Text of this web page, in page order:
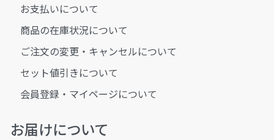
お支払いについて
商品の在庫状況について
ご注文の変更・キャンセルについて
セット値引きについて
会員登録・マイページについて
お届けについて